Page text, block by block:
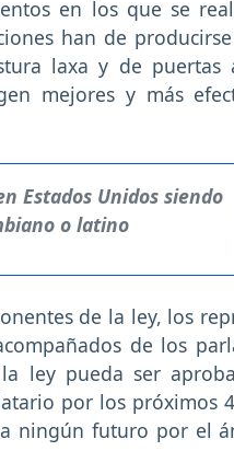
en los que se
han de
laxa y de
mejores y más
de la ley, los
de los
ley pueda ser
por los próximos
ningún futuro por el